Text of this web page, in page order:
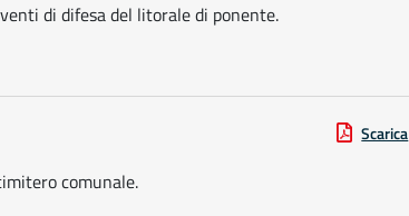
di difesa del litorale di ponente.
Scarica
comunale.